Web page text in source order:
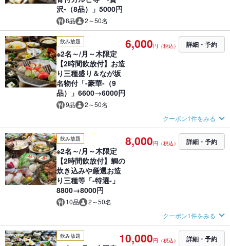
沢-（8品）」5000円
8品 2～50名
飲み放題
※2名～/月～木限定
【2時間飲放付】お造
り三種盛り＆なが坂
名物付「-豪華-（9
品）」6600→6000円
9品 2～50名
6,000円（税込） 詳細・予約
クーポン1件をみる
飲み放題
※2名～/月～木限定
【2時間飲放付】鯛の
炊き込みや厳選お造
り三種等「-特選-」
8800→8000円
10品 2～50名
8,000円（税込） 詳細・予約
クーポン1件をみる
飲み放題 10,000円（税込） 詳細・予約